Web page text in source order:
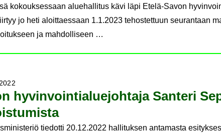
kokouksessaan aluehallitus kävi läpi Etelä-Savon
jo heti aloittaessaan 1.1.2023 tehostettuun seurantaan
ja mahdolliseen …
hy­vin­voin­tia­lue­joh­ta­ja San­te­ri
tiedotti 20.12.2022 hallituksen antamasta